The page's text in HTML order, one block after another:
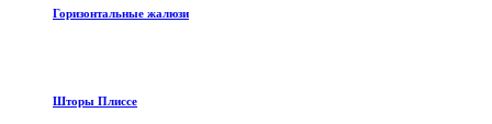
Горизонтальные жалюзи
Шторы Плиссе